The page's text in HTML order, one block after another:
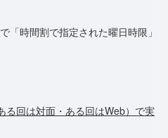
「時間割で指定された曜⽇時限」
る回は対⾯・ある回はWeb）で実